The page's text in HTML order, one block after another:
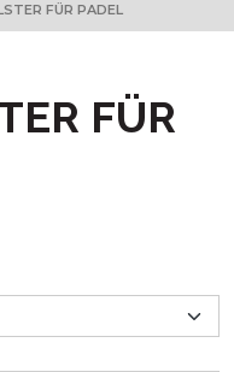
FÜR PADEL
FÜR